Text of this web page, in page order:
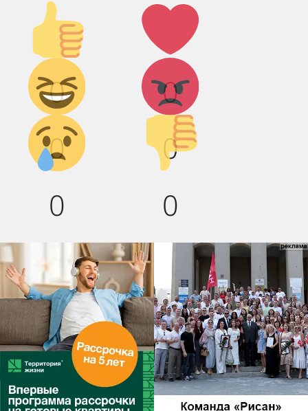
Палец
вверх!
0
Лайк!
0
Дикий
смех!
0
Агрессия!
0
Грусть :(
0
Палец
вниз!
0